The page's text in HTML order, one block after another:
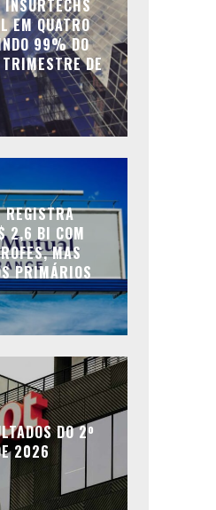
EM QUATRO
99% DO
DE
2,6 BI COM
MAS
PRIMÁRIOS
DO 2º
2026